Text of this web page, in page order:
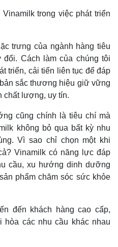
Tiêu dùng
Tỷ giá
Chứng khoán
Giá cà phê
trong việc phát triển
trưng của ngành hàng tiêu
Cách làm của chúng tôi
triển, cải tiến liên tục để đáp
sắc thương hiệu giữ vững
chất lượng, uy tín.
cũng chính là tiêu chí mà
không bỏ qua bất kỳ nhu
Vì sao chỉ chọn một khi
Vinamilk có năng lực đáp
cầu, xu hướng dinh dưỡng
phẩm chăm sóc sức khỏe
đến khách hàng cao cấp,
hòa các nhu cầu khác nhau